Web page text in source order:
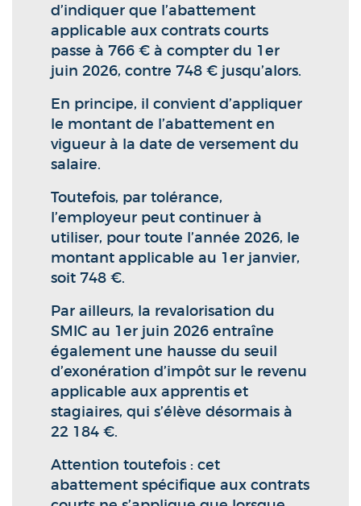
d’indiquer que l’abattement
applicable aux contrats courts
passe à 766 € à compter du 1er
juin 2026, contre 748 € jusqu’alors.
En principe, il convient d’appliquer
le montant de l’abattement en
vigueur à la date de versement du
salaire.
Toutefois, par tolérance,
l’employeur peut continuer à
utiliser, pour toute l’année 2026, le
montant applicable au 1er janvier,
soit 748 €.
Par ailleurs, la revalorisation du
SMIC au 1er juin 2026 entraîne
également une hausse du seuil
d’exonération d’impôt sur le revenu
applicable aux apprentis et
stagiaires, qui s’élève désormais à
22 184 €.
Attention toutefois : cet
abattement spécifique aux contrats